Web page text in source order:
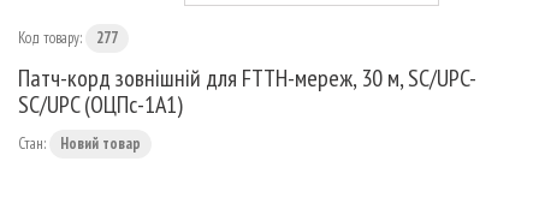
Код товару: 277
Патч-корд зовнішній для FTTH-мереж, 30 м, SC/UPC-
SC/UPC (ОЦПс-1А1)
Стан: Новий товар